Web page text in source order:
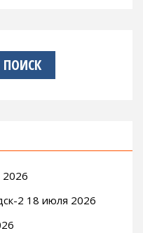
2026
2 18 июля 2026